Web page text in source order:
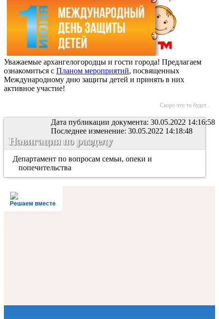
Уважаемые архангелогородцы и гости города! Предлагаем
ознакомиться с Планом мероприятий, посвященных
Международному дню защиты детей и принять в них
активное участие!
Скоро что то будет...
Дата публикации документа: 30.05.2022 14:16:58
Последнее изменение: 30.05.2022 14:18:48
Навигация по разделу
Департамент по вопросам семьи, опеки и
попечительства
Решаем вместе